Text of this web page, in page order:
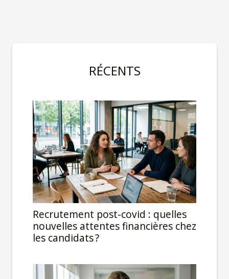
RÉCENTS
Recrutement post-covid : quelles
nouvelles attentes financières chez
les candidats ?